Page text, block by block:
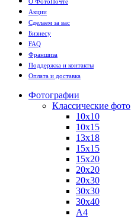
Акции
Сделаем за вас
Бизнесу
FAQ
Франшиза
Поддержка и контакты
Оплата и доставка
Фотографии
Классические фото
10х10
10х15
13х18
15х15
15х20
20х20
20х30
30х30
30х40
А4